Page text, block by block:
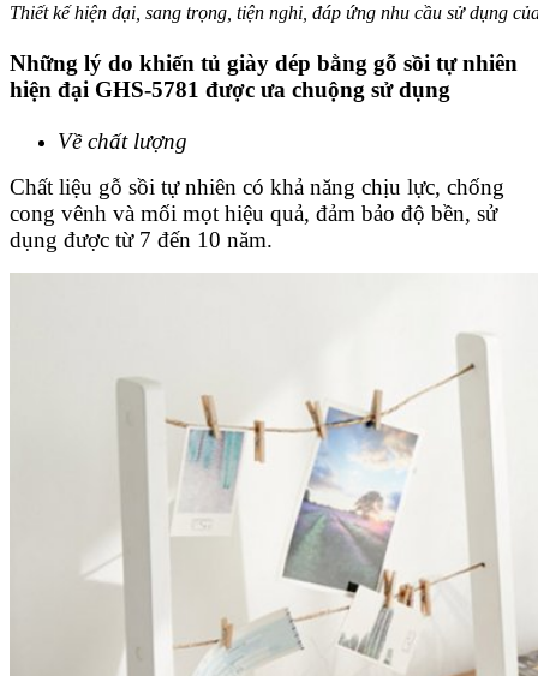
Thiết kế hiện đại, sang trọng, tiện nghi, đáp ứng nhu cầu sử dụng
Những lý do khiến tủ giày dép bằng gỗ sồi tự nhiên
hiện đại GHS-5781 được ưa chuộng sử dụng
Về chất lượng
Chất liệu gỗ sồi tự nhiên có khả năng chịu lực, chống
cong vênh và mối mọt hiệu quả, đảm bảo độ bền, sử
dụng được từ 7 đến 10 năm.